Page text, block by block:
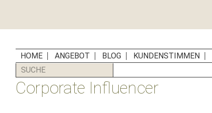
für
Unternehmen,
Social
Media
Manager
HOME ANGEBOT BLOG KUNDENSTIMMEN
SUCHE
Corporate Influencer